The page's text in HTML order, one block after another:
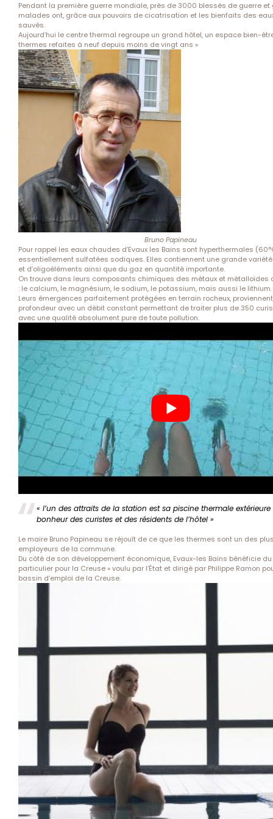
Pendant la première guerre mondiale, près de 3000 blessés de guerre
malades ont, grâce aux pouvoirs de cicatrisation et les bienfaits des
sauvés.
Aujourd’hui le centre thermal regroupe un grand hôtel, un espace bien-
thermes refaites à neuf depuis moins de vingt ans »
Bruno Papineau
Pour rappel les eaux chaudes d’Evaux les Bains sont hyperthermales
essentiellement sulfatées sodiques. Elles contiennent une grande
et d’oligoéléments ainsi que du gaz en quantité importante.
On trouve dans leurs composants chimiques des métaux et métalloïdes
: le calcium, le magnésium, le sodium, le potassium, mais aussi le lithium.
Leurs émergences parfaitement protégées en terrain rocheux,
profondeur avec un débit constant permettant de traiter plus de 350
avec une qualité absolument pure de toute pollution.
« l’un des attraits de la station est sa piscine thermale
bonheur des curistes et des résidents de l’hôtel »
Le maire Bruno Papineau se réjouît de ce que les thermes sont un des
employeurs de la commune.
Du côté de son développement économique, Evaux-les Bains bénéficie du
particulier pour la Creuse » voulu par l’État et dirigé par Philippe Ramon
bassin d’emploi de la Creuse.